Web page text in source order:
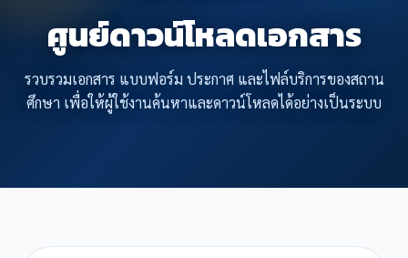
ศูนย์ดาวน์โหลดเอกสาร
รวบรวมเอกสาร แบบฟอร์ม ประกาศ และไฟล์บริการของสถาน
ศึกษา เพื่อให้ผู้ใช้งานค้นหาและดาวน์โหลดได้อย่างเป็นระบบ